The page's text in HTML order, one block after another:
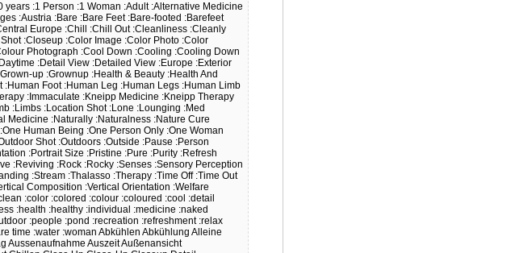
years :1 Person :1 Woman :Adult :Alternative Medicine
:Austria :Bare :Bare Feet :Bare-footed :Barefeet
Europe :Chill :Chill Out :Cleanliness :Cleanly
:Closeup :Color Image :Color Photo :Color
Photograph :Cool Down :Cooling :Cooling Down
:Detail View :Detailed View :Europe :Exterior
up :Grownup :Health & Beauty :Health And
:Human Foot :Human Leg :Human Legs :Human Limb
:Immaculate :Kneipp Medicine :Kneipp Therapy
:Limbs :Location Shot :Lone :Lounging :Med
Medicine :Naturally :Naturalness :Nature Cure
:One Human Being :One Person Only :One Woman
Shot :Outdoors :Outside :Pause :Person
:Portrait Size :Pristine :Pure :Purity :Refresh
:Reviving :Rock :Rocky :Senses :Sensory Perception
:Stream :Thalasso :Therapy :Time Off :Time Out
Composition :Vertical Orientation :Welfare
:color :colored :colour :coloured :cool :detail
:health :healthy :individual :medicine :naked
:people :pond :recreation :refreshment :relax
time :water :woman Abkühlen Abkühlung Alleine
Aussenaufnahme AuszeitAußenansicht